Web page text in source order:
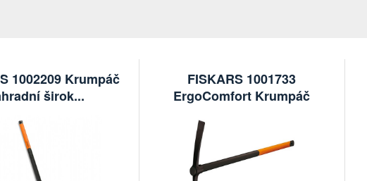
1002209 Krumpáč
širok...
FISKARS 1001733
ErgoComfort Krumpáč